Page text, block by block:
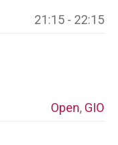
21:15 - 22:15
Open, GIO